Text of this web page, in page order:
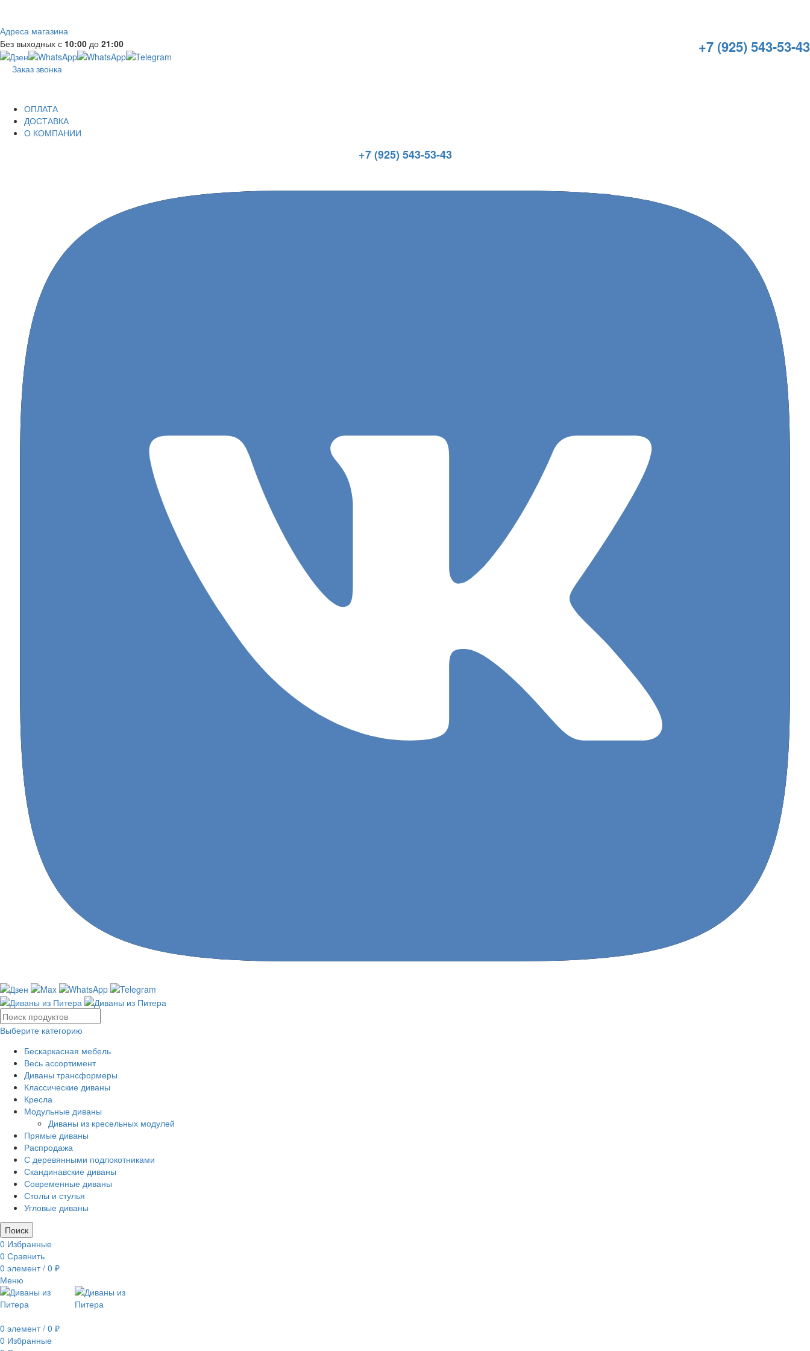
Адреса магазина
+7 (925) 543-53-43
Без выходных с 10:00 до 21:00
Заказ звонка
ОПЛАТА
ДОСТАВКА
О КОМПАНИИ
+7 (925) 543-53-43
Выберите категорию
Бескаркасная мебель
Весь ассортимент
Диваны трансформеры
Классические диваны
Кресла
Модульные диваны
Диваны из кресельных модулей
Прямые диваны
Распродажа
С деревянными подлокотниками
Скандинавские диваны
Современные диваны
Столы и стулья
Угловые диваны
Поиск
0 Избранные
0 Сравнить
0 элемент / 0 ₽
Меню
0 элемент / 0 ₽
0 Избранные